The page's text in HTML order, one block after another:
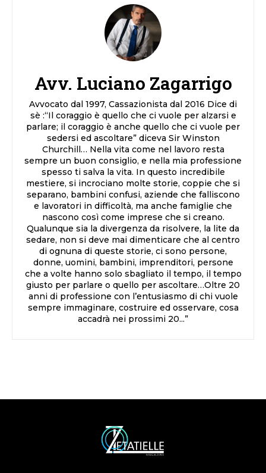
Avv. Luciano Zagarrigo
Avvocato dal 1997, Cassazionista dal 2016 Dice di
sè :“Il coraggio è quello che ci vuole per alzarsi e
parlare; il coraggio è anche quello che ci vuole per
sedersi ed ascoltare” diceva Sir Winston
Churchill… Nella vita come nel lavoro resta
sempre un buon consiglio, e nella mia professione
spesso ti salva la vita. In questo incredibile
mestiere, si incrociano molte storie, coppie che si
separano, bambini confusi, aziende che falliscono
e lavoratori in difficoltà, ma anche famiglie che
nascono così come imprese che si creano.
Qualunque sia la divergenza da risolvere, la lite da
sedare, non si deve mai dimenticare che al centro
di ognuna di queste storie, ci sono persone,
donne, uomini, bambini, imprenditori, persone
che a volte hanno solo sbagliato il tempo, il tempo
giusto per parlare o quello per ascoltare…Oltre 20
anni di professione con l’entusiasmo di chi vuole
sempre immaginare, costruire ed osservare, cosa
accadrà nei prossimi 20...”